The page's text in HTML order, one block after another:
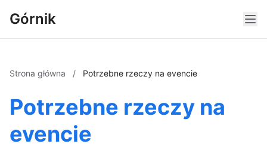
Górnik
Strona główna / Potrzebne rzeczy na evencie
Potrzebne rzeczy na
evencie